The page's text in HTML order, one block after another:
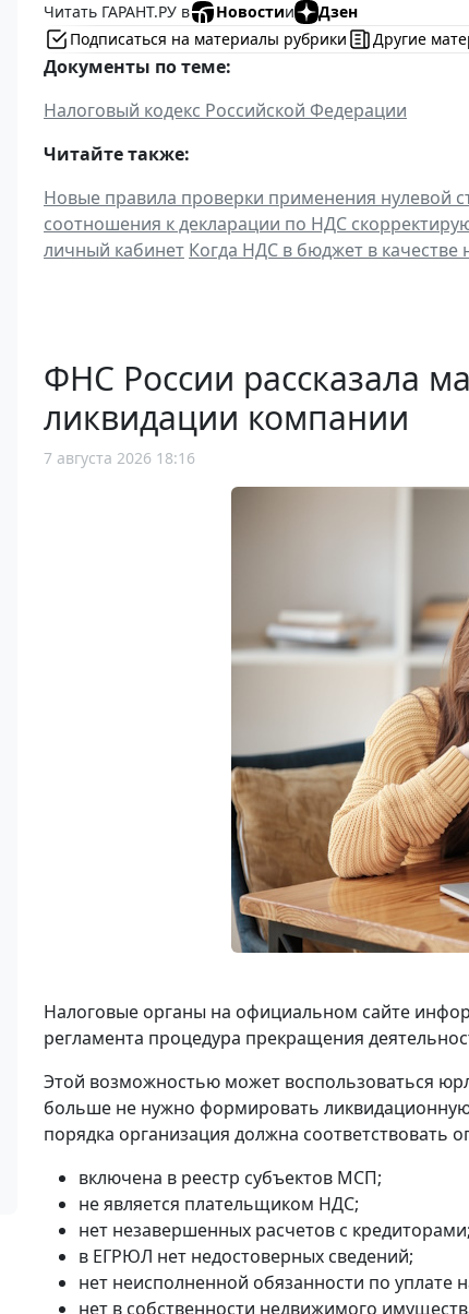
Читать ГАРАНТ.РУ в
Новостии
Дзен
Подписаться на материалы рубрики
Другие
Документы по теме:
Налоговый кодекс Российской Федерации
Читайте также:
Новые правила проверки применения нулевой
соотношения к декларации по НДС
личный кабинет Когда НДС в бюджет в качестве
ФНС России рассказала
ликвидации компании
7 августа 2026 18:16
Налоговые органы на официальном сайте
регламента процедура прекращения
Этой возможностью может воспользоваться
больше не нужно формировать
порядка организация должна соответствовать
включена в реестр субъектов МСП;
не является плательщиком НДС;
нет незавершенных расчетов с кредиторами;
в ЕГРЮЛ нет недостоверных сведений;
нет неисполненной обязанности по уплате
нет в собственности недвижимого